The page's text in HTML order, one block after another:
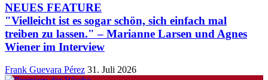
NEUES FEATURE
"Vielleicht ist es sogar schön, sich einfach mal
treiben zu lassen." – Marianne Larsen und Agnes
Wiener im Interview
Frank Guevara Pérez 31. Juli 2026